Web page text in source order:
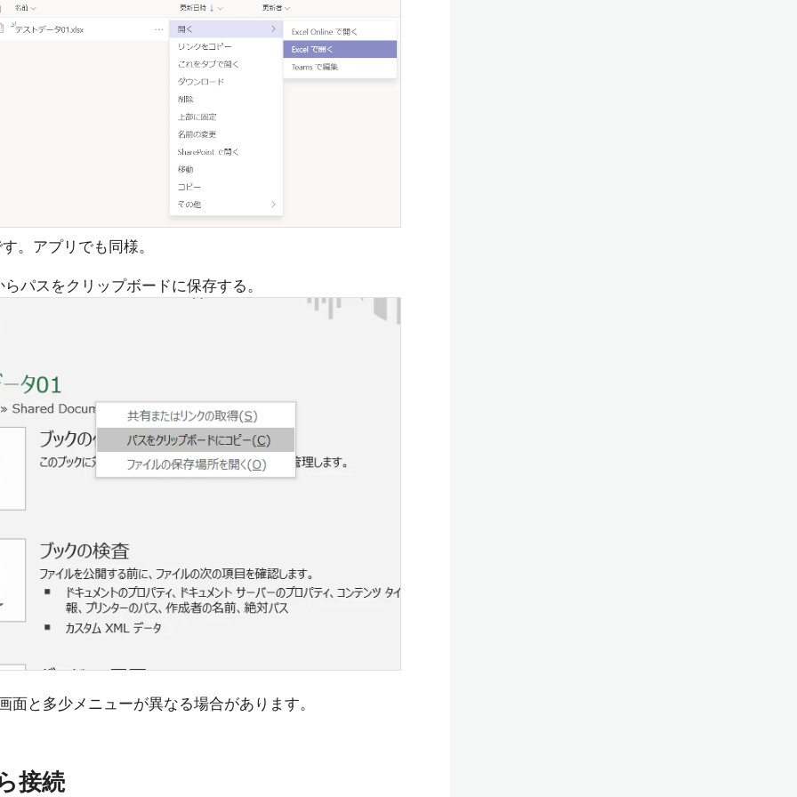
。アプリでも同様。
パスをクリップボードに保存する。
面と多少メニューが異なる場合があります。
接続